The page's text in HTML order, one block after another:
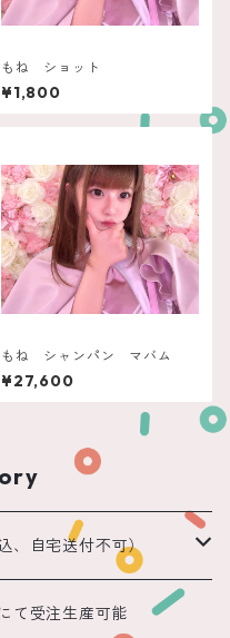
もね ショット
¥1,800
もね シャンパン マバム
¥27,600
、自宅送付不可）
て受注生産可能